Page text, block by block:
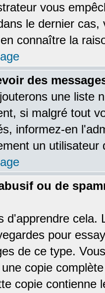
vous
le dernier
connaître la
des
une liste
si malgré tout
informez-en
un
ou de
d'apprendre cela.
pour
de ce type.
copie
copie contienne